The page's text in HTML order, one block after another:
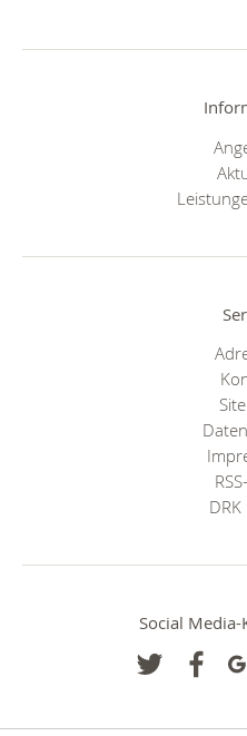
Social Media-